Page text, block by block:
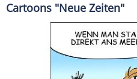
Cartoons "Neue Zeiten"